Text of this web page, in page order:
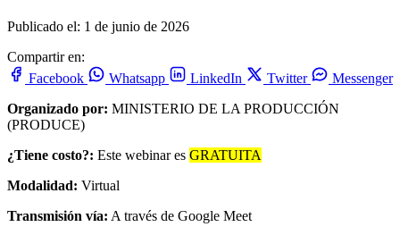
Publicado el: 1 de junio de 2026
Compartir en:
Facebook
Whatsapp LinkedIn Twitter
Messenger
Organizado por: MINISTERIO DE LA PRODUCCIÓN
(PRODUCE)
¿Tiene costo?: Este webinar es GRATUITA
Modalidad: Virtual
Transmisión vía: A través de Google Meet